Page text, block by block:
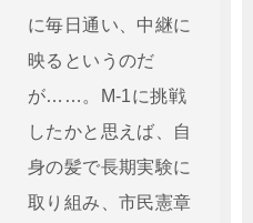
に毎日通い、中継に
映るというのだ
が……。M-1に挑戦
したかと思えば、自
身の髪で長期実験に
取り組み、市民憲章